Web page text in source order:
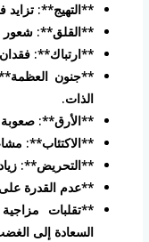
**التهيج**: تزايد
**القلق**: شعور
**ارتباك**:
**جنون
الذات.
**الأرق**: صعوبة
**الاكتئاب**:
**التحريض**:
**عدم القدرة على
**تقلبات
السعادة إلى